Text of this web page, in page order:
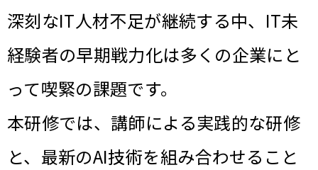
深刻なIT人材不足が継続する中、IT未
経験者の早期戦力化は多くの企業にと
って喫緊の課題です。
本研修では、講師による実践的な研修
と、最新のAI技術を組み合わせること